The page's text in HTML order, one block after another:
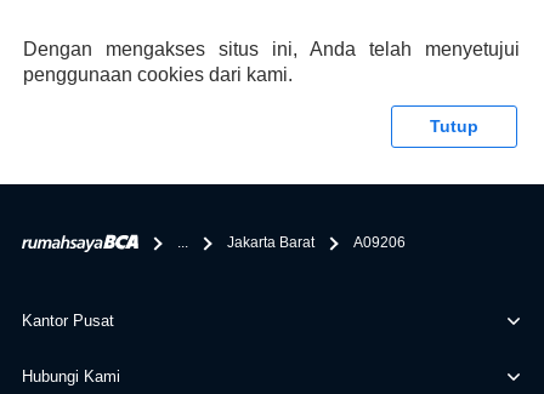
memberikan keuntungan yang berlipat, persyaratan
pengajuan KPR BCA juga sangat mudah, kamu bisa cek
tentang properti disini BCA hanya sebagai pihak
bertanggung jawab terhadap informasi yang rekanan
Dengan mengakses situs ini, Anda telah menyetujui
penggunaan cookies dari kami.
Tutup
... Jakarta Barat A09206
Kantor Pusat
Hubungi Kami